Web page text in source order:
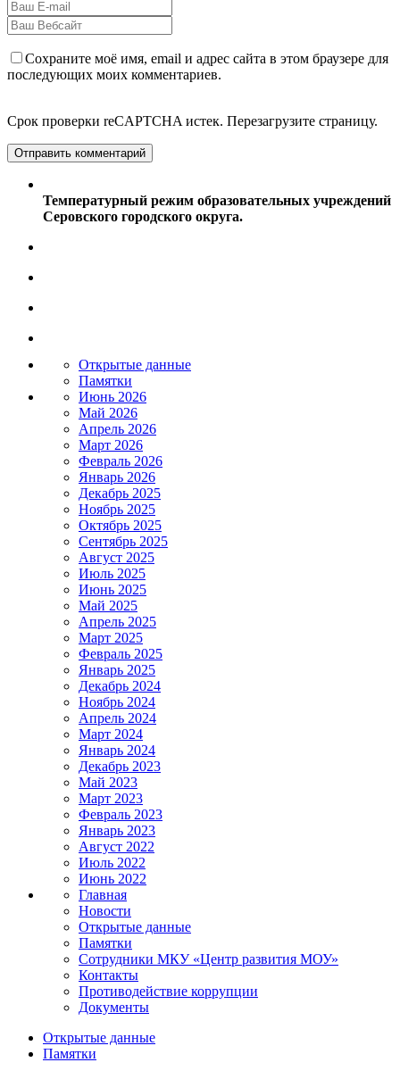
Сохраните моё имя, email и адрес сайта в этом браузере для
последующих моих комментариев.
Срок проверки reCAPTCHA истек. Перезагрузите страницу.
Температурный режим образовательных учреждений
Серовского городского округа.
Открытые данные
Памятки
Июнь 2026
Май 2026
Апрель 2026
Март 2026
Февраль 2026
Январь 2026
Декабрь 2025
Ноябрь 2025
Октябрь 2025
Сентябрь 2025
Август 2025
Июль 2025
Июнь 2025
Май 2025
Апрель 2025
Март 2025
Февраль 2025
Январь 2025
Декабрь 2024
Ноябрь 2024
Апрель 2024
Март 2024
Январь 2024
Декабрь 2023
Май 2023
Март 2023
Февраль 2023
Январь 2023
Август 2022
Июль 2022
Июнь 2022
Главная
Новости
Открытые данные
Памятки
Сотрудники МКУ «Центр развития МОУ»
Контакты
Противодействие коррупции
Документы
Открытые данные
Памятки